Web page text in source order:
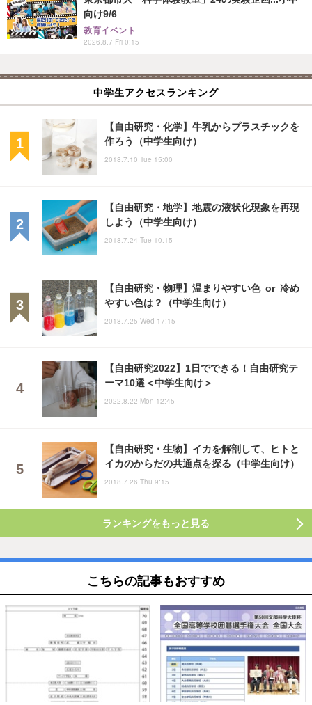
向け9/6
教育イベント
2026.8.7 Fri 0:15
中学生アクセスランキング
【自由研究・化学】牛乳からプラスチックを
作ろう（中学生向け）
2018.7.10 Tue 15:00
【自由研究・地学】地震の液状化現象を再現
しよう（中学生向け）
2018.7.24 Tue 10:15
【自由研究・物理】温まりやすい色 or 冷め
やすい色は？（中学生向け）
2018.7.25 Wed 17:15
【自由研究2022】1日でできる！自由研究テ
ーマ10選＜中学生向け＞
2022.8.22 Mon 12:45
【自由研究・生物】イカを解剖して、ヒトと
イカのからだの共通点を探る（中学生向け）
2018.7.26 Thu 9:15
ランキングをもっと見る
こちらの記事もおすすめ